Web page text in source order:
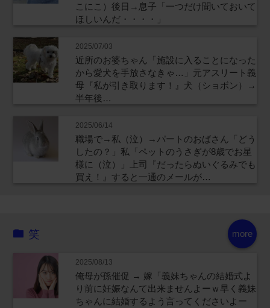
こにこ）後日→息子「一つだけ聞いておいて
ほしいんだ・・・・」
2025/07/03
近所のお婆ちゃん「施設に入ることになった
から愛犬を手放さなきゃ…」元アスリート義
母『私が引き取ります！』犬（ショボン）→
半年後…
2025/06/14
職場で→私（泣）→パートのおばさん「どう
したの？」私「ペットのうさぎが8歳でお星
様に（泣）」上司『だったらぬいぐるみでも
買え！』すると一通のメールが…
more
笑
2025/08/13
俺母が孫催促 → 嫁「義妹ちゃんの結婚式よ
り前に妊娠なんて出来ませんよーｗ早く義妹
ちゃんに結婚するよう言ってくださいよー